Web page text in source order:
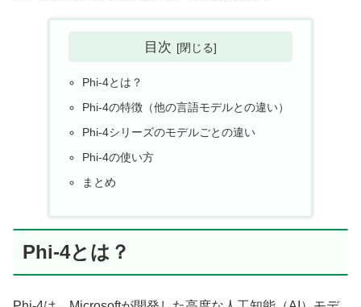
目次
Phi-4とは？
Phi-4の特徴（他の言語モデルとの違い）
Phi-4シリーズのモデルごとの違い
Phi-4の使い方
まとめ
Phi-4とは？